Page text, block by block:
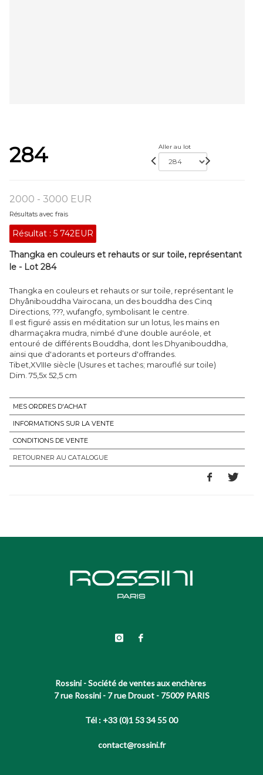
284 Aller au lot
2000 - 3000 EUR
Résultats avec frais
Résultat : 5 742EUR
Thangka en couleurs et rehauts or sur toile, représentant
le - Lot 284
Thangka en couleurs et rehauts or sur toile, représentant le
Dhyânibouddha Vairocana, un des bouddha des Cinq
Directions, ???, wufangfo, symbolisant le centre.
Il est figuré assis en méditation sur un lotus, les mains en
dharmaçakra mudra, nimbé d'une double auréole, et
entouré de différents Bouddha, dont les Dhyanibouddha,
ainsi que d'adorants et porteurs d'offrandes.
Tibet,XVIIIe siècle (Usures et taches; marouflé sur toile)
MES ORDRES D'ACHAT
INFORMATIONS SUR LA VENTE
CONDITIONS DE VENTE
RETOURNER AU CATALOGUE
Rossini - Société de ventes aux enchères
7 rue Rossini - 7 rue Drouot - 75009 PARIS
Tél : +33 (0)1 53 34 55 00
contact@rossini.fr